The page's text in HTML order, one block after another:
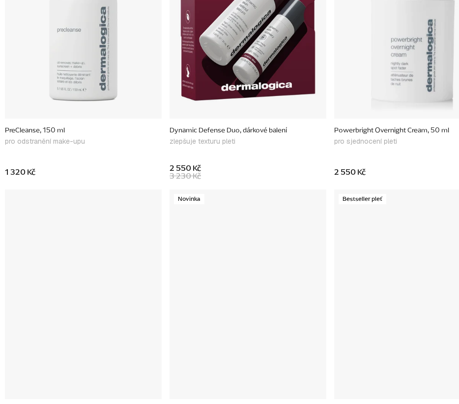
PreCleanse, 150 ml
pro odstranění make-upu
1 320 Kč
Dynamic Defense Duo, dárkové balení
zlepšuje texturu pleti
3 230 Kč
2 550 Kč
Powerbright Overnight Cream, 50 ml
pro sjednocení pleti
2 550 Kč
Novinka Bestseller pleť